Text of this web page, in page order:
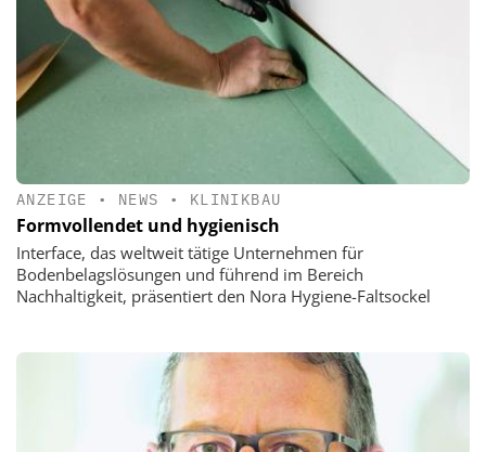
ANZEIGE • NEWS • KLINIKBAU
Formvollendet und hygienisch
Interface, das weltweit tätige Unternehmen für
Bodenbelagslösungen und führend im Bereich
Nachhaltigkeit, präsentiert den Nora Hygiene-Faltsockel